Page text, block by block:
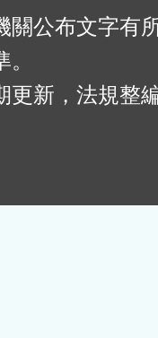
關公布文字有
更新，法規整